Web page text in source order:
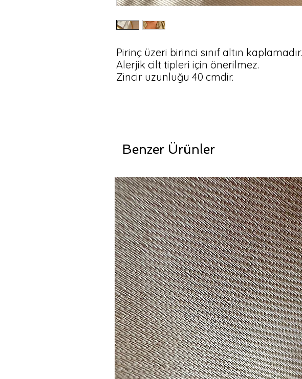
Pirinç üzeri birinci sınıf altın kaplamadır.
Alerjik cilt tipleri için önerilmez.
Zincir uzunluğu 40 cmdir.
Benzer Ürünler